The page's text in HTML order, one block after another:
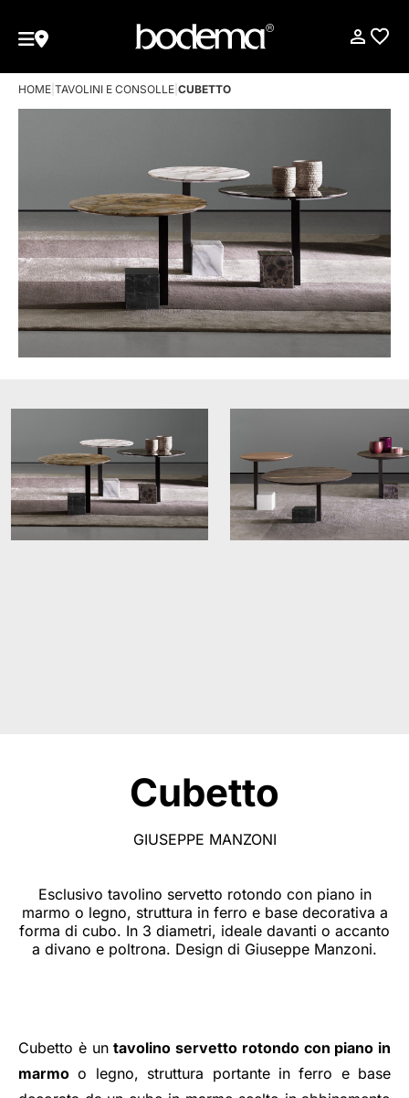
HOME TAVOLINI E CONSOLLE CUBETTO
Cubetto
GIUSEPPE MANZONI
Esclusivo tavolino servetto rotondo con piano in
marmo o legno, struttura in ferro e base decorativa a
forma di cubo. In 3 diametri, ideale davanti o accanto
a divano e poltrona. Design di Giuseppe Manzoni.
Cubetto è untavolino servetto rotondo con piano in
marmo o legno, struttura portante in ferro e base